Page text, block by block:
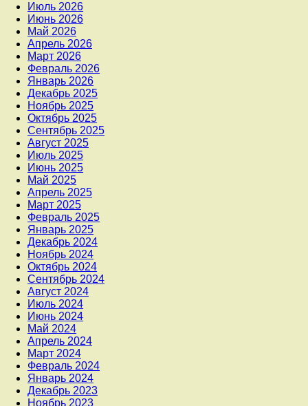
Июль 2026
Июнь 2026
Май 2026
Апрель 2026
Март 2026
Февраль 2026
Январь 2026
Декабрь 2025
Ноябрь 2025
Октябрь 2025
Сентябрь 2025
Август 2025
Июль 2025
Июнь 2025
Май 2025
Апрель 2025
Март 2025
Февраль 2025
Январь 2025
Декабрь 2024
Ноябрь 2024
Октябрь 2024
Сентябрь 2024
Август 2024
Июль 2024
Июнь 2024
Май 2024
Апрель 2024
Март 2024
Февраль 2024
Январь 2024
Декабрь 2023
Ноябрь 2023